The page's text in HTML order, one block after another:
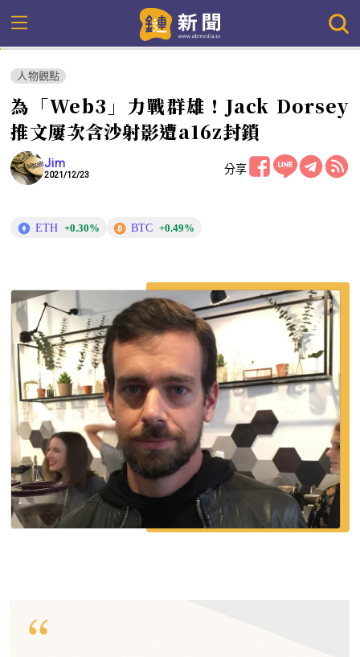
人物觀點
為「Web3」力戰群雄！Jack Dorsey
推文屢次含沙射影遭a16z封鎖
Jim
2021/12/23 分享
ETH +0.30% BTC +0.49%